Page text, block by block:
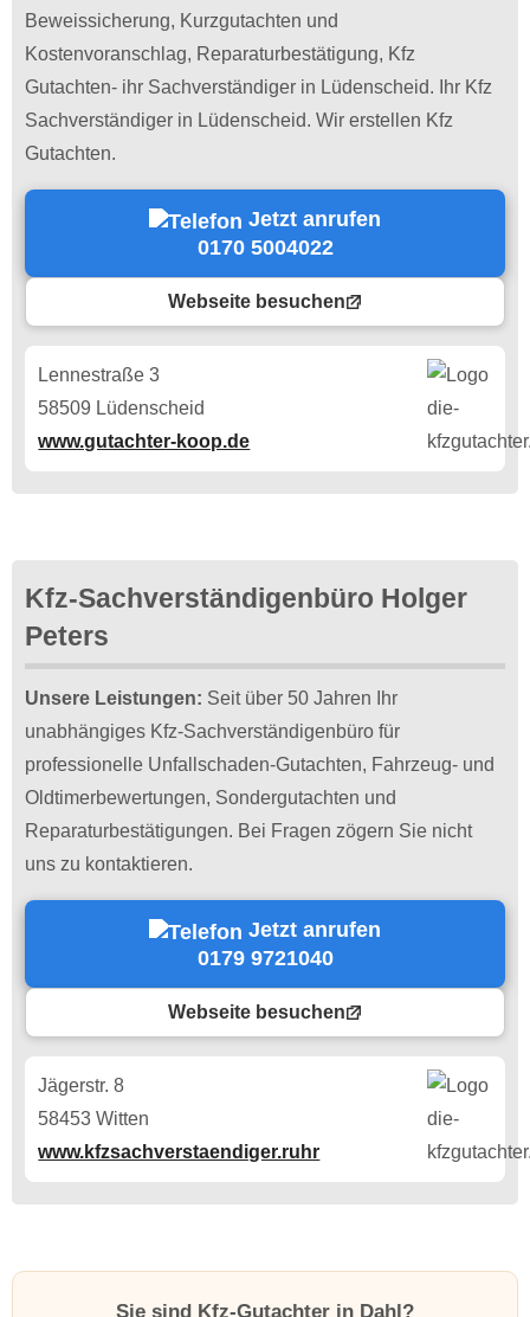
Beweissicherung, Kurzgutachten und
Kostenvoranschlag, Reparaturbestätigung, Kfz
Gutachten- ihr Sachverständiger in Lüdenscheid. Ihr Kfz
Sachverständiger in Lüdenscheid. Wir erstellen Kfz
Gutachten.
Jetzt anrufen
0170 5004022
Webseite besuchen
Lennestraße 3
58509 Lüdenscheid
www.gutachter-koop.de
Kfz-Sachverständigenbüro Holger
Peters
Unsere Leistungen: Seit über 50 Jahren Ihr
unabhängiges Kfz-Sachverständigenbüro für
professionelle Unfallschaden-Gutachten, Fahrzeug- und
Oldtimerbewertungen, Sondergutachten und
Reparaturbestätigungen. Bei Fragen zögern Sie nicht
uns zu kontaktieren.
Jetzt anrufen
0179 9721040
Webseite besuchen
Jägerstr. 8
58453 Witten
www.kfzsachverstaendiger.ruhr
Sie sind Kfz-Gutachter in Dahl?